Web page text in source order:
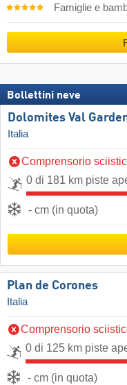
Famiglie e
Bollettini neve
Dolomites Val
Italia
Comprensorio
0 di 181 km piste
- cm (in quota)
Plan de Corones
Italia
Comprensorio
0 di 125 km piste
- cm (in quota)